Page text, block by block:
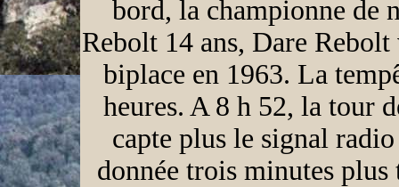
bord, la championne de
Rebolt 14 ans, Dare
biplace en 1963. La
heures. A 8 h 52, la tour
capte plus le signal
donnée trois minutes plus